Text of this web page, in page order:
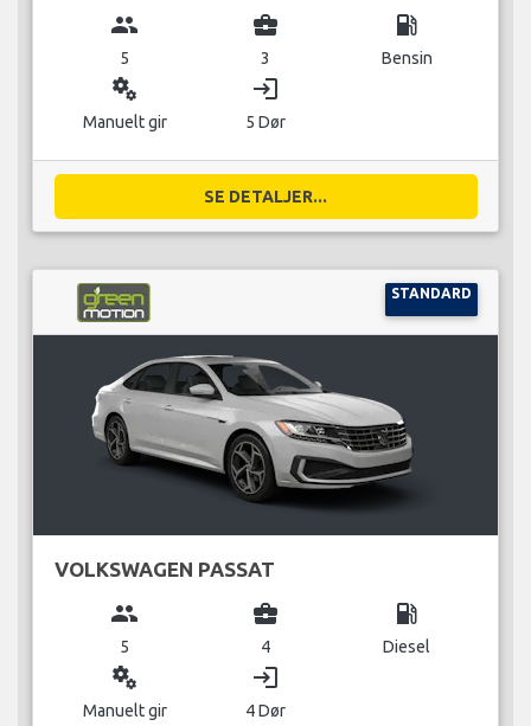
group
5
business_center
3
local_gas_station
Bensin
miscellaneous_services
Manuelt gir
login
5 Dør
SE DETALJER...
STANDARD
VOLKSWAGEN PASSAT
group
5
business_center
4
local_gas_station
Diesel
miscellaneous_services
Manuelt gir
login
4 Dør